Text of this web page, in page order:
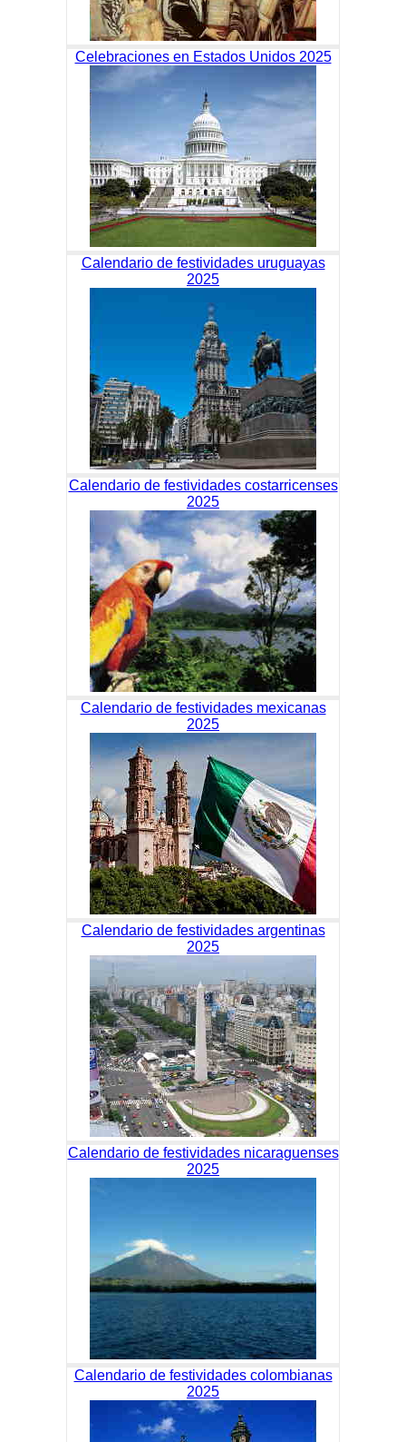
Celebraciones en Estados Unidos 2025
Calendario de festividades uruguayas
2025
Calendario de festividades costarricenses
2025
Calendario de festividades mexicanas
2025
Calendario de festividades argentinas
2025
Calendario de festividades nicaraguenses
2025
Calendario de festividades colombianas
2025